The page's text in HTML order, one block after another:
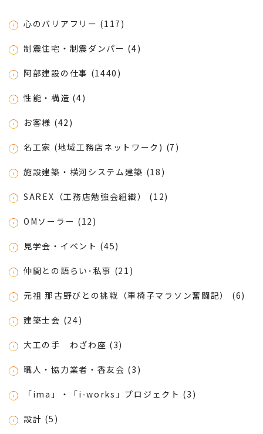
心のバリアフリー (117)
制震住宅・制震ダンパー (4)
阿部建設の仕事 (1440)
性能・構造 (4)
お客様 (42)
名工家 (地域工務店ネットワーク) (7)
施設建築・横河システム建築 (18)
SAREX（工務店勉強会組織） (12)
OMソーラー (12)
見学会・イベント (45)
仲間との語らい･私事 (21)
元祖 那古野びとの挑戦（車椅子マラソン奮闘記） (6)
建築士会 (24)
大工の手 わざわ座 (3)
職人・協力業者・香友会 (3)
「ima」・「i-works」プロジェクト (3)
設計 (5)